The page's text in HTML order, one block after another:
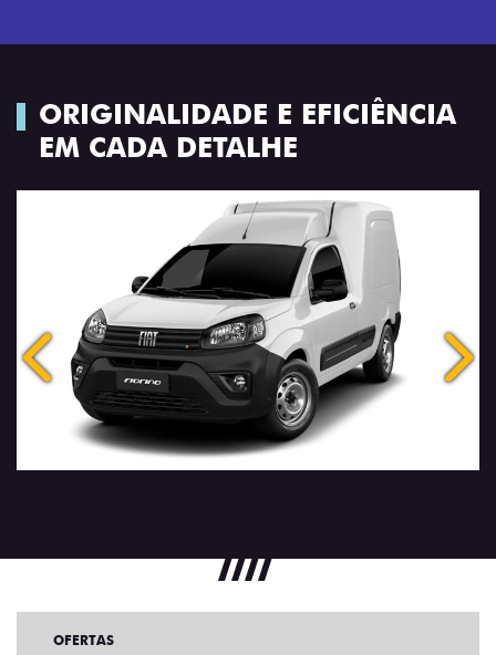
ORIGINALIDADE E EFICIÊNCIA
EM CADA DETALHE
Anterior
OFERTAS